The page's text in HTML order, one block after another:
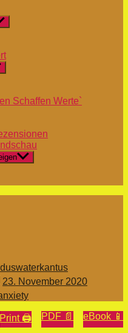
Schaffen Werte`
23. November 2020
Print 🖨 PDF 📄 eBook 📱